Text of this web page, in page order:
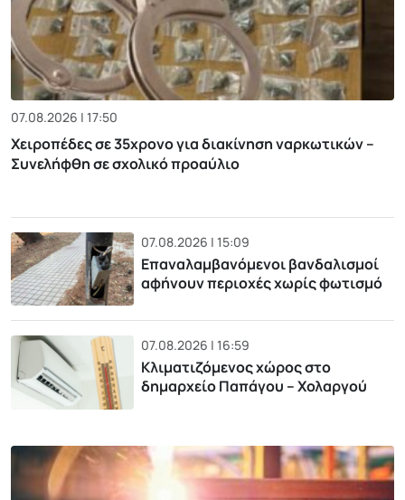
07.08.2026 | 17:50
Χειροπέδες σε 35χρονο για διακίνηση ναρκωτικών –
Συνελήφθη σε σχολικό προαύλιο
07.08.2026 | 15:09
Επαναλαμβανόμενοι βανδαλισμοί
αφήνουν περιοχές χωρίς φωτισμό
07.08.2026 | 16:59
Κλιματιζόμενος χώρος στο
δημαρχείο Παπάγου – Χολαργού